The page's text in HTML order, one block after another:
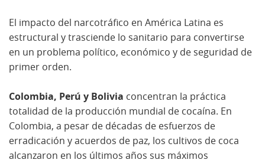
El impacto del narcotráfico en América Latina es
estructural y trasciende lo sanitario para convertirse
en un problema político, económico y de seguridad de
primer orden.
Colombia, Perú y Bolivia concentran la práctica
totalidad de la producción mundial de cocaína. En
Colombia, a pesar de décadas de esfuerzos de
erradicación y acuerdos de paz, los cultivos de coca
alcanzaron en los últimos años sus máximos